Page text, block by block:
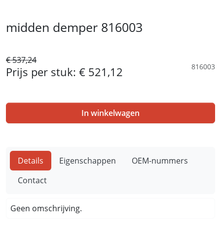
midden demper 816003
€ 537,24
Prijs per stuk: € 521,12 816003
In winkelwagen
Details Eigenschappen
OEM-nummers
Contact
Geen omschrijving.